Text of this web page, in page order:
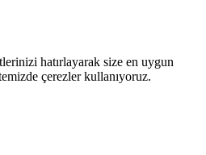
hatırlayarak size en uygun
çerezler kullanıyoruz.